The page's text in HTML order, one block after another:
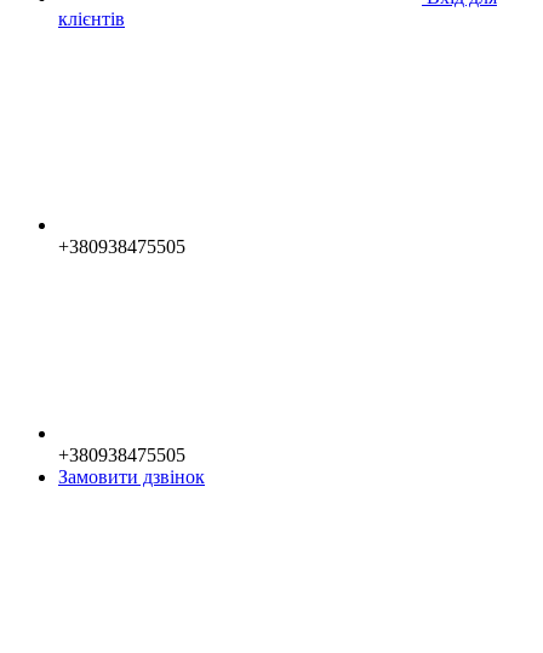
клієнтів
+380938475505
+380938475505
Замовити дзвінок